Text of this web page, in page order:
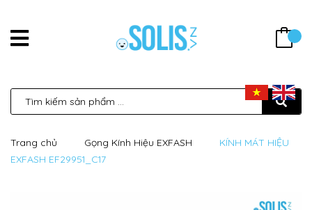
Trang chủ Gọng Kính Hiệu EXFASH
KÍNH MÁT HIỆU
EXFASH EF29951_C17